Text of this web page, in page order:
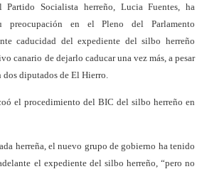
Partido Socialista herreño, Lucia Fuentes, ha
preocupación en el Pleno del Parlamento
caducidad del expediente del silbo herreño
canario de dejarlo caducar una vez más, a pesar
diputados de El Hierro.
el procedimiento del BIC del silbo herreño en
herreña, el nuevo grupo de gobierno ha tenido
el expediente del silbo herreño, “pero no